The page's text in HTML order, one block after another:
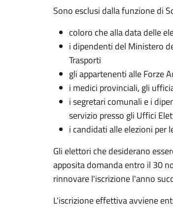
Sono esclusi dalla funzione di
coloro che alla data delle
i dipendenti del Ministero
Trasporti
gli appartenenti alle Forze
i medici provinciali, gli
i segretari comunali e i
servizio presso gli Uffici
i candidati alle elezioni per
Gli elettori che desiderano
apposita domanda entro il 30
rinnovare l'iscrizione l'anno
L'iscrizione effettiva avviene